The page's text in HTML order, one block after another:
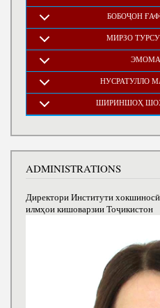
БОБОҶОН
МИРЗО
НУСРАТУЛЛО
ШИРИНШОҲ
ADMINISTRATIONS
Директори Институти
илмҳои кишоварзии Тоҷикистон